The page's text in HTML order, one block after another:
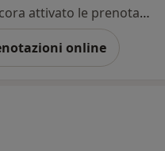
Questo dottore non ha ancora attivato le prenotazioni online presso questo indirizzo.
online